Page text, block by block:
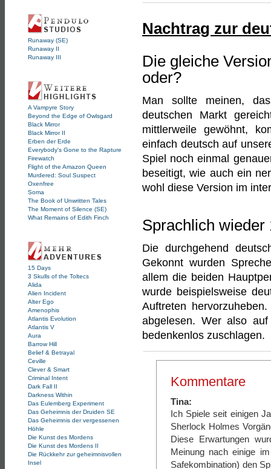
Runaway (SE)
Runaway II
Runaway III
A Vampyre Story
Beyond the Edge of Owlsgard
Black Mirror
Black Mirror II
Erben der Erde
Everybody's Gone to the Rapture
Firewatch
Flight of the Amazon Queen
Murdered: Soul Suspect
Oxenfree
Soma
The Book of Unwritten Tales
The Moment of Silence (SE)
What Remains of Edith Finch
15 Days
3 Skulls of the Toltecs
Alida
Alien Incident
Alter Ego
Amenophis
Atlantis Evolution
Atlantis V
Aura
Barrow Hill
Belief & Betrayal
Ceville
Clever & Smart
Criminal Intent
Dark Fall II
Darkness Within
Das Eulemberg Experiment
Das Geheimnis der Druiden SE
Das Geheimnis der vergessenen
Höhle
Die Kunst des Mordens
Die Kunst des Mordens II
Die Rückkehr zur geheimnisvollen
Insel
Nachtrag zur
Die gleiche
oder?
Man sollte meinen,
deutschen Markt
mittlerweile gewöhnt,
einfach deutsch auf
Spiel noch einmal
beseitigt, wie auch ein
wohl diese Version im
Sprachlich wieder
Die durchgehend
Gekonnt wurden
allem die beiden
wurde beispielsweise
Auftreten
abgelesen. Wer also
bedenkenlos zuschlagen.
Kommentare
Tina:
Ich Spiele seit einigen
Sherlock Holmes
Diese Erwartungen
Meinung nach einige
Safekombination) den